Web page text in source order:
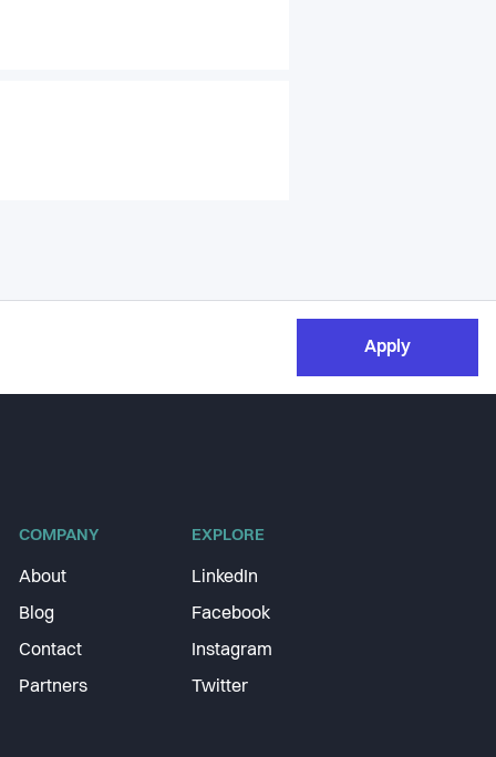
Apply
COMPANY
About
Blog
Contact
Partners
EXPLORE
LinkedIn
Facebook
Instagram
Twitter